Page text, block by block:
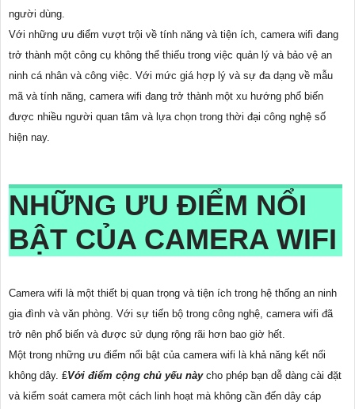
người dùng.
Với những ưu điểm vượt trội về tính năng và tiện ích, camera wifi đang
trở thành một công cụ không thể thiếu trong việc quản lý và bảo vệ an
ninh cá nhân và công việc. Với mức giá hợp lý và sự đa dạng về mẫu
mã và tính năng, camera wifi đang trở thành một xu hướng phổ biến
được nhiều người quan tâm và lựa chọn trong thời đại công nghệ số
hiện nay.
NHỮNG ƯU ĐIỂM NỔI
BẬT CỦA CAMERA WIFI
Camera wifi là một thiết bị quan trọng và tiện ích trong hệ thống an ninh
gia đình và văn phòng. Với sự tiến bộ trong công nghệ, camera wifi đã
trở nên phổ biến và được sử dụng rộng rãi hơn bao giờ hết.
Một trong những ưu điểm nổi bật của camera wifi là khả năng kết nối
không dây. ₤Với điểm cộng chủ yếu nàycho phép bạn dễ dàng cài đặt
và kiểm soát camera một cách linh hoạt mà không cần đến dây cáp